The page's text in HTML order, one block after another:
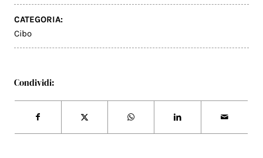
CATEGORIA:
Cibo
Condividi: